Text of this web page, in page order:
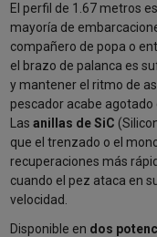
El perfil de 1.67 metros
mayoría de
compañero de popa o
el brazo de palanca es
y mantener el ritmo de
pescador acabe agotado
Las anillas de SiC
que el trenzado o el
recuperaciones más
cuando el pez ataca en
velocidad.
Disponible en dos